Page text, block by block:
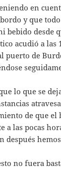
en
y que
bebido desde
acudió a las
puerto de
lo que se
de que el
a las pocas
después
no fuera